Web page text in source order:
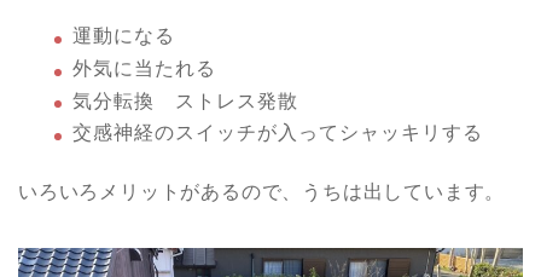
運動になる
外気に当たれる
気分転換 ストレス発散
交感神経のスイッチが入ってシャッキリする
いろいろメリットがあるので、うちは出しています。